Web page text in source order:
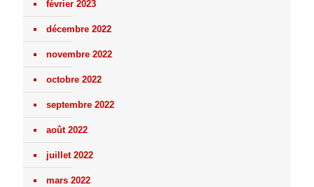
février 2023
décembre 2022
novembre 2022
octobre 2022
septembre 2022
août 2022
juillet 2022
mars 2022